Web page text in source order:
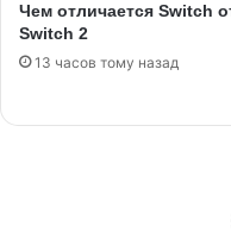
Чем отличается Switch
Switch 2
13 часов тому назад